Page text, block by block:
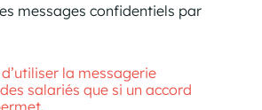
messages confidentiels par
la messagerie
salariés que si un accord